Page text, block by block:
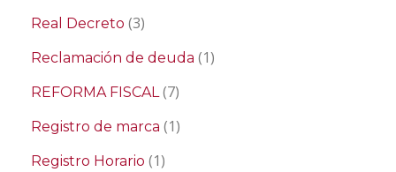
Real Decreto (3)
Reclamación de deuda (1)
REFORMA FISCAL(7)
Registro de marca (1)
Registro Horario (1)